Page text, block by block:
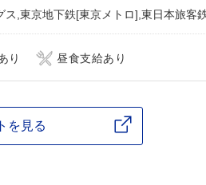
ス,東京地下鉄[東京メトロ],東日本旅客
り 昼食支給あり
を見る